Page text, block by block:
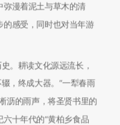
弥漫着泥土与草木的清
感受，同时也对当年游
。耕读文化源远流长，
，终成大器。“一犁春雨
沥的雨声，将圣贤书里的
十年代的“黄柏乡食品